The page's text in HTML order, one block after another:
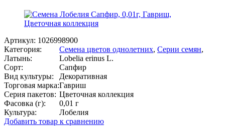
Артикул: 1026998900
Категория:
Семена цветов однолетних, Серии семян,
Латынь:
Lobelia erinus L.
Сорт:
Сапфир
Вид культуры:
Декоративная
Торговая марка:Гавриш
Серия пакетов: Цветочная коллекция
Фасовка (г):
0,01 г
Культура:
Лобелия
Добавить товар к сравнению